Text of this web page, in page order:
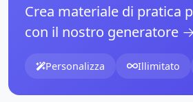
Crea materiale di pratica
con il nostro generatore →
Personalizza Illimitato